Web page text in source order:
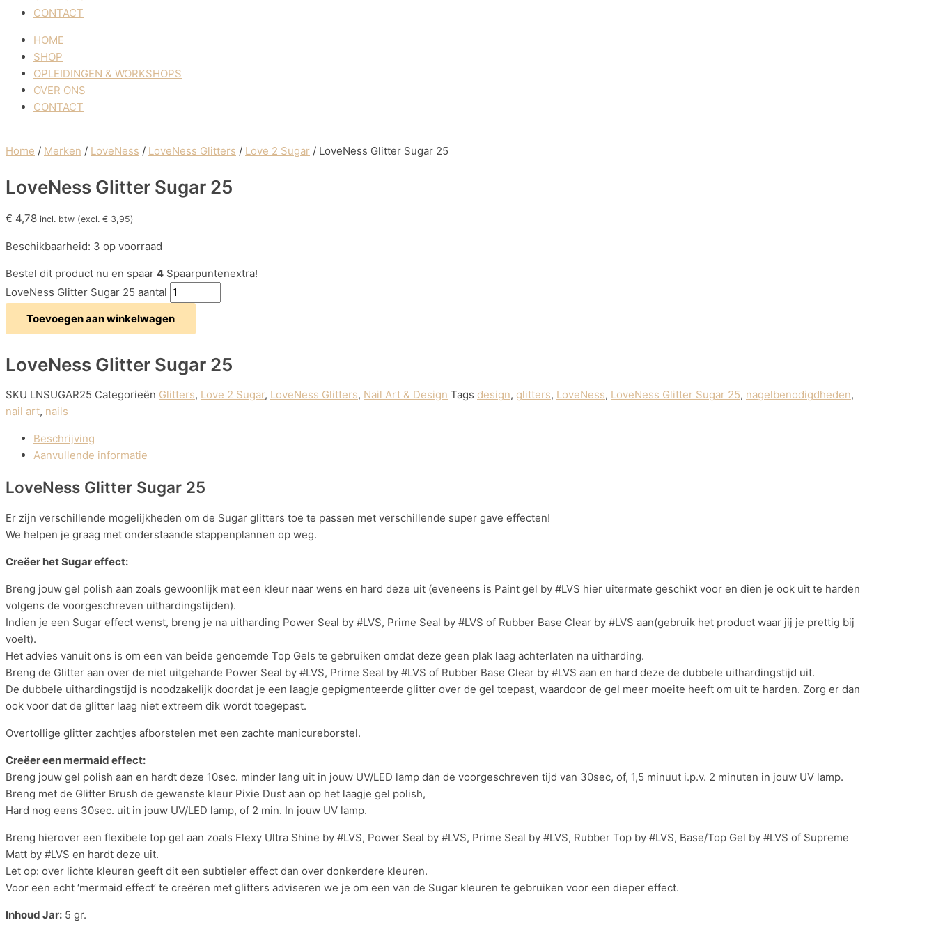
CONTACT
HOME
SHOP
OPLEIDINGEN & WORKSHOPS
OVER ONS
CONTACT
Home / Merken / LoveNess / LoveNess Glitters / Love 2 Sugar / LoveNess Glitter Sugar 25
LoveNess Glitter Sugar 25
€ 4,78 incl. btw (excl. € 3,95)
Beschikbaarheid: 3 op voorraad
Bestel dit product nu en spaar 4 Spaarpuntenextra!
LoveNess Glitter Sugar 25 aantal
Toevoegen aan winkelwagen
LoveNess Glitter Sugar 25
SKU LNSUGAR25 Categorieën Glitters, Love 2 Sugar, LoveNess Glitters, Nail Art & Design Tags design, glitters, LoveNess, LoveNess Glitter Sugar 25, nagelbenodigdheden,
nail art, nails
Beschrijving
Aanvullende informatie
LoveNess Glitter Sugar 25
Er zijn verschillende mogelijkheden om de Sugar glitters toe te passen met verschillende super gave effecten!
We helpen je graag met onderstaande stappenplannen op weg.
Creëer het Sugar effect:
Breng jouw gel polish aan zoals gewoonlijk met een kleur naar wens en hard deze uit (eveneens is Paint gel by #LVS hier uitermate geschikt voor en dien je ook uit te harden
volgens de voorgeschreven uithardingstijden).
Indien je een Sugar effect wenst, breng je na uitharding Power Seal by #LVS, Prime Seal by #LVS of Rubber Base Clear by #LVS aan(gebruik het product waar jij je prettig bij
voelt).
Het advies vanuit ons is om een van beide genoemde Top Gels te gebruiken omdat deze geen plak laag achterlaten na uitharding.
Breng de Glitter aan over de niet uitgeharde Power Seal by #LVS, Prime Seal by #LVS of Rubber Base Clear by #LVS aan en hard deze de dubbele uithardingstijd uit.
De dubbele uithardingstijd is noodzakelijk doordat je een laagje gepigmenteerde glitter over de gel toepast, waardoor de gel meer moeite heeft om uit te harden. Zorg er dan
ook voor dat de glitter laag niet extreem dik wordt toegepast.
Overtollige glitter zachtjes afborstelen met een zachte manicureborstel.
Creëer een mermaid effect:
Breng jouw gel polish aan en hardt deze 10sec. minder lang uit in jouw UV/LED lamp dan de voorgeschreven tijd van 30sec, of, 1,5 minuut i.p.v. 2 minuten in jouw UV lamp.
Breng met de Glitter Brush de gewenste kleur Pixie Dust aan op het laagje gel polish,
Hard nog eens 30sec. uit in jouw UV/LED lamp, of 2 min. In jouw UV lamp.
Breng hierover een flexibele top gel aan zoals Flexy Ultra Shine by #LVS, Power Seal by #LVS, Prime Seal by #LVS, Rubber Top by #LVS, Base/Top Gel by #LVS of Supreme
Matt by #LVS en hardt deze uit.
Let op: over lichte kleuren geeft dit een subtieler effect dan over donkerdere kleuren.
Voor een echt ‘mermaid effect’ te creëren met glitters adviseren we je om een van de Sugar kleuren te gebruiken voor een dieper effect.
Inhoud Jar: 5 gr.